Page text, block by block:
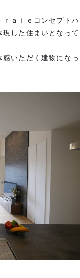
ａｉｅコンセプトハ
した住まいとなって
いただく建物になっ